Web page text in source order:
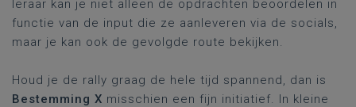
leraar kan je niet alleen de opdrachten beoordelen in
functie van de input die ze aanleveren via de socials,
maar je kan ook de gevolgde route bekijken.
Houd je de rally graag de hele tijd spannend, dan is
Bestemming X misschien een fijn initiatief. In kleine